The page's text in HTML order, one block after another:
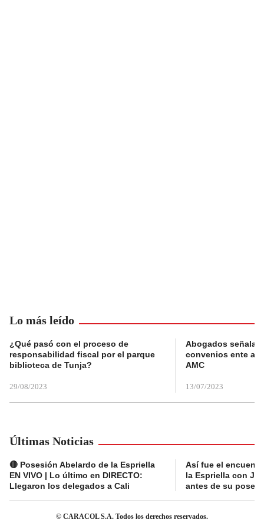
Lo más leído
¿Qué pasó con el proceso de
responsabilidad fiscal por el parque
biblioteca de Tunja?
29/08/2023
Abogados
convenios ente
AMC
13/07/2023
Últimas Noticias
🔴 Posesión Abelardo de la Espriella
EN VIVO | Lo último en DIRECTO:
Llegaron los delegados a Cali
Así fue el
la Espriella con
antes de su
© CARACOL S.A. Todos los derechos reservados.